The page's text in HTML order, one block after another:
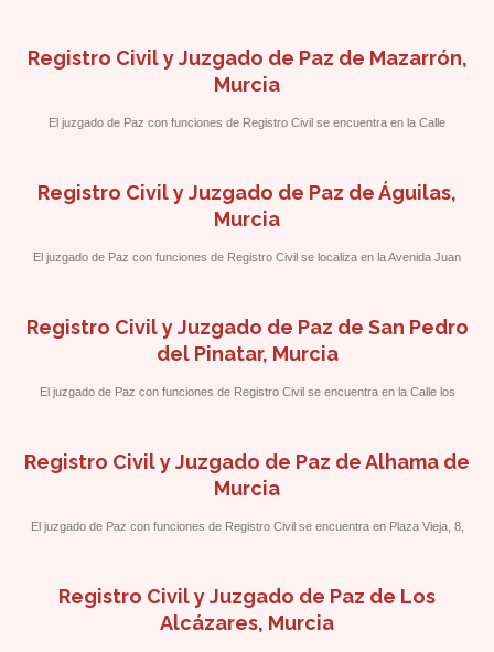
Registro Civil y Juzgado de Paz de Mazarrón,
Murcia
El juzgado de Paz con funciones de Registro Civil se encuentra en la Calle
Registro Civil y Juzgado de Paz de Águilas,
Murcia
El juzgado de Paz con funciones de Registro Civil se localiza en la Avenida Juan
Registro Civil y Juzgado de Paz de San Pedro
del Pinatar, Murcia
El juzgado de Paz con funciones de Registro Civil se encuentra en la Calle los
Registro Civil y Juzgado de Paz de Alhama de
Murcia
El juzgado de Paz con funciones de Registro Civil se encuentra en Plaza Vieja, 8,
Registro Civil y Juzgado de Paz de Los
Alcázares, Murcia